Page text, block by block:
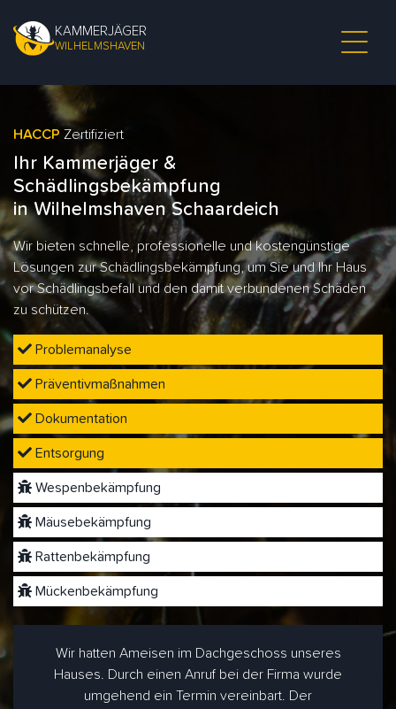
KAMMERJÄGER
WILHELMSHAVEN
HACCP Zertifiziert
Ihr Kammerjäger &
Schädlingsbekämpfung
in Wilhelmshaven Schaardeich
Wir bieten schnelle, professionelle und kostengünstige
Lösungen zur Schädlingsbekämpfung, um Sie und Ihr Haus
vor Schädlingsbefall und den damit verbundenen Schäden
zu schützen.
Problemanalyse
Präventivmaßnahmen
Dokumentation
Entsorgung
Wespenbekämpfung
Mäusebekämpfung
Rattenbekämpfung
Mückenbekämpfung
Wir hatten Ameisen im Dachgeschoss unseres
Hauses. Durch einen Anruf bei der Firma wurde
umgehend ein Termin vereinbart. Der